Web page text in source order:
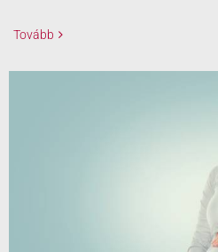
Tovább